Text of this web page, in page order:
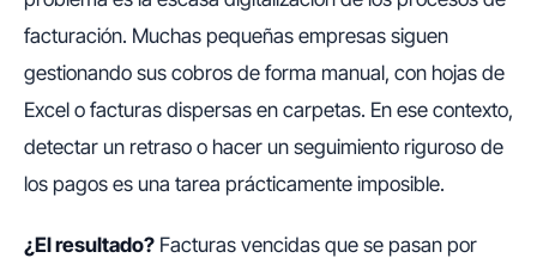
facturación. Muchas pequeñas empresas siguen
gestionando sus cobros de forma manual, con hojas de
Excel o facturas dispersas en carpetas. En ese contexto,
detectar un retraso o hacer un seguimiento riguroso de
los pagos es una tarea prácticamente imposible.
¿El resultado? Facturas vencidas que se pasan por